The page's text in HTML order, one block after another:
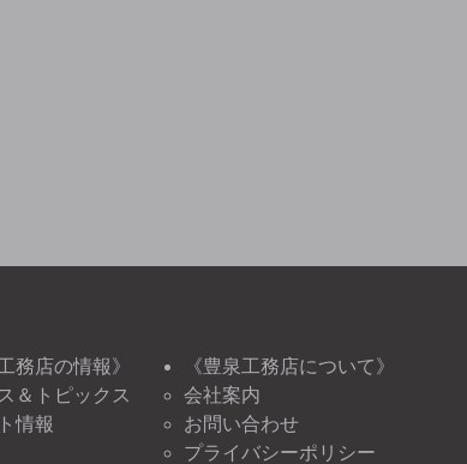
務店の情報》
＆トピックス
情報
《豊泉工務店について》
会社案内
お問い合わせ
プライバシーポリシー